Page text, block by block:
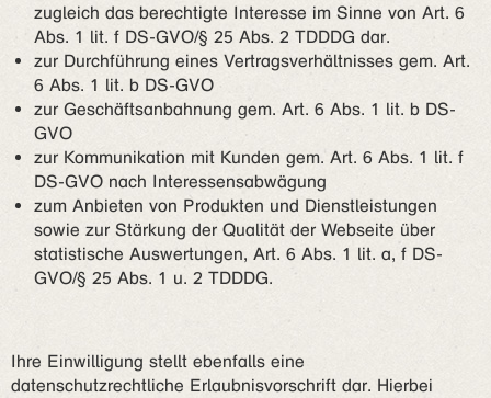
zugleich das berechtigte Interesse im Sinne von Art. 6
Abs. 1 lit. f DS-GVO/§ 25 Abs. 2 TDDDG dar.
zur Durchführung eines Vertragsverhältnisses gem. Art.
6 Abs. 1 lit. b DS-GVO
zur Geschäftsanbahnung gem. Art. 6 Abs. 1 lit. b DS-
GVO
zur Kommunikation mit Kunden gem. Art. 6 Abs. 1 lit. f
DS-GVO nach Interessensabwägung
zum Anbieten von Produkten und Dienstleistungen
sowie zur Stärkung der Qualität der Webseite über
statistische Auswertungen, Art. 6 Abs. 1 lit. a, f DS-
GVO/§ 25 Abs. 1 u. 2 TDDDG.
Ihre Einwilligung stellt ebenfalls eine
datenschutzrechtliche Erlaubnisvorschrift dar. Hierbei